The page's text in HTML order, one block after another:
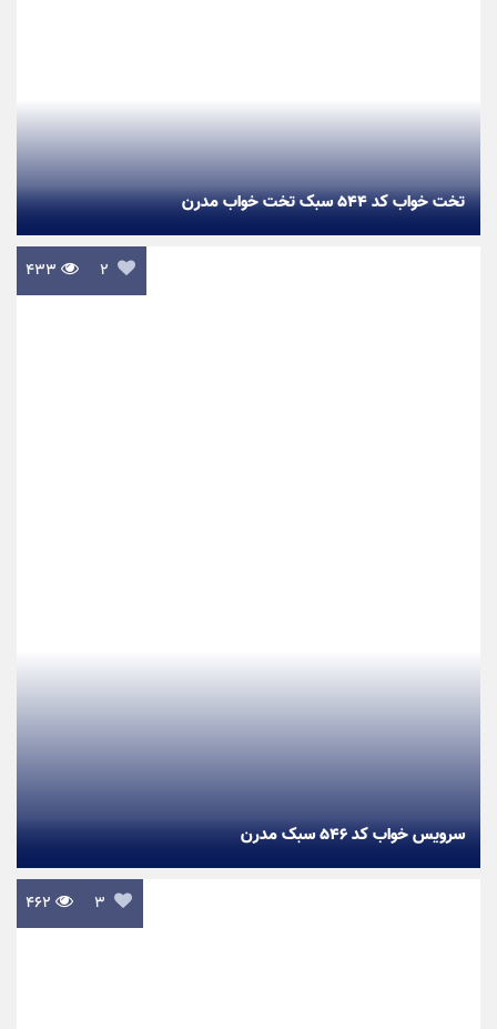
تخت خواب کد ۵۴۴ سبک تخت خواب مدرن
سرویس خواب کد ۵۴۶ سبک مدرن
۲ 
۳ 